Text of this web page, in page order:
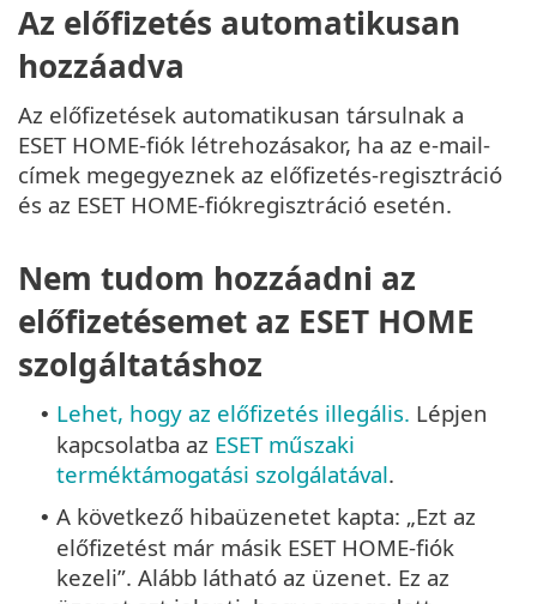
Az előfizetés automatikusan
hozzáadva
Az előfizetések automatikusan társulnak a
ESET HOME-fiók létrehozásakor, ha az e-mail-
címek megegyeznek az előfizetés-regisztráció
és az ESET HOME-fiókregisztráció esetén.
Nem tudom hozzáadni az
előfizetésemet az ESET HOME
szolgáltatáshoz
• Lehet, hogy az előfizetés illegális. Lépjen
kapcsolatba az ESET műszaki
terméktámogatási szolgálatával.
• A következő hibaüzenetet kapta: „Ezt az
előfizetést már másik ESET HOME-fiók
kezeli”. Alább látható az üzenet. Ez az